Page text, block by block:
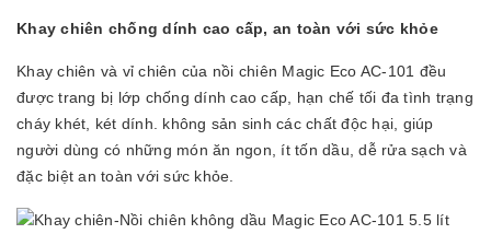
Khay chiên chống dính cao cấp, an toàn với sức khỏe
Khay chiên và vỉ chiên của nồi chiên Magic Eco AC-101 đều
được trang bị lớp chống dính cao cấp, hạn chế tối đa tình trạng
cháy khét, két dính. không sản sinh các chất độc hại, giúp
người dùng có những món ăn ngon, ít tốn dầu, dễ rửa sạch và
đặc biệt an toàn với sức khỏe.